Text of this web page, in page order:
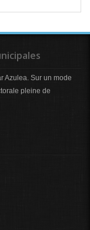
Azulea. Sur un mode
pleine de